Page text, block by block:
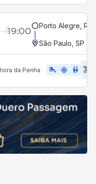
19:00 Porto Alegre, RS
São Paulo, SP -
da Penha airline_seat_legroom_extra ac_unit WC